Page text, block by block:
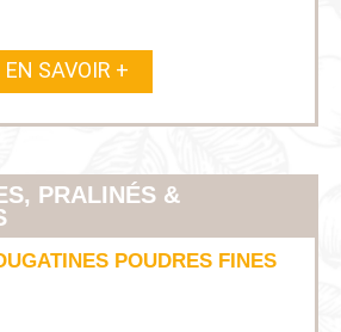
EN SAVOIR +
PRALINÉS &
POUDRES FINES